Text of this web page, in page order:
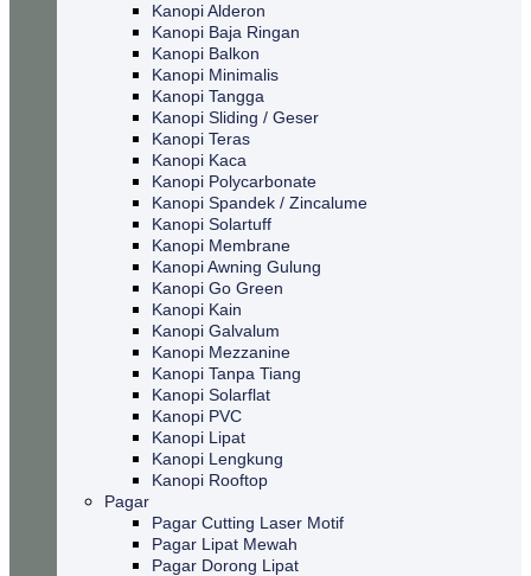
Kanopi Alderon
Kanopi Baja Ringan
Kanopi Balkon
Kanopi Minimalis
Kanopi Tangga
Kanopi Sliding / Geser
Kanopi Teras
Kanopi Kaca
Kanopi Polycarbonate
Kanopi Spandek / Zincalume
Kanopi Solartuff
Kanopi Membrane
Kanopi Awning Gulung
Kanopi Go Green
Kanopi Kain
Kanopi Galvalum
Kanopi Mezzanine
Kanopi Tanpa Tiang
Kanopi Solarflat
Kanopi PVC
Kanopi Lipat
Kanopi Lengkung
Kanopi Rooftop
Pagar
Pagar Cutting Laser Motif
Pagar Lipat Mewah
Pagar Dorong Lipat